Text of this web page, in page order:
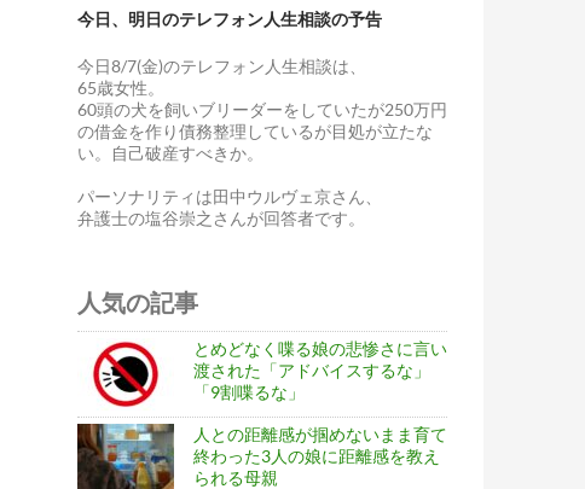
今日、明日のテレフォン人生相談の予告
今日8/7(金)のテレフォン人生相談は、
65歳女性。
60頭の犬を飼いブリーダーをしていたが250万円
の借金を作り債務整理しているが目処が立たな
い。自己破産すべきか。
パーソナリティは田中ウルヴェ京さん、
弁護士の塩谷崇之さんが回答者です。
人気の記事
とめどなく喋る娘の悲惨さに言い
渡された「アドバイスするな」
「9割喋るな」
人との距離感が掴めないまま育て
終わった3人の娘に距離感を教え
られる母親